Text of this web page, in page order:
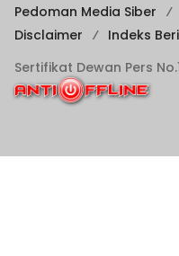
Pedoman Media Siber
Disclaimer
Indeks
Sertifikat Dewan Pers